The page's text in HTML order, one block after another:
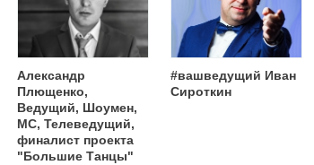
Александр
Плющенко,
Ведущий, Шоумен,
MC, Телеведущий,
финалист проекта
"Большие Танцы"
#вашведущий Иван
Сироткин